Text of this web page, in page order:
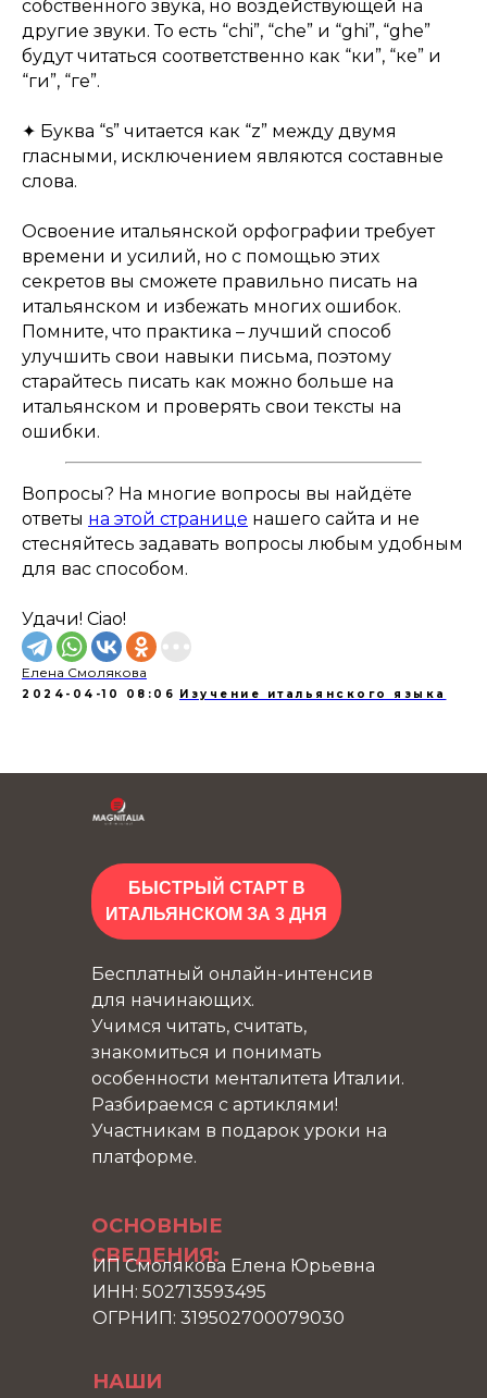
собственного звука, но воздействующей на
другие звуки. То есть “chi”, “che” и “ghi”, “ghe”
будут читаться соответственно как “ки”, “ке” и
“ги”, “ге”.
✦ Буква “s” читается как “z” между двумя
гласными, исключением являются составные
слова.
Освоение итальянской орфографии требует
времени и усилий, но с помощью этих
секретов вы сможете правильно писать на
итальянском и избежать многих ошибок.
Помните, что практика – лучший способ
улучшить свои навыки письма, поэтому
старайтесь писать как можно больше на
итальянском и проверять свои тексты на
ошибки.
Вопросы? На многие вопросы вы найдёте
ответы на этой странице нашего сайта и не
стесняйтесь задавать вопросы любым удобным
для вас способом.
Удачи! Ciao!
Елена Смолякова
2024-04-10 08:06 Изучение итальянского языка
БЫСТРЫЙ СТАРТ В
ИТАЛЬЯНСКОМ ЗА 3 ДНЯ
ОСНОВНЫЕ
СВЕДЕНИЯ:
НАШИ
ИП Смолякова Елена Юрьевна
ИНН: 502713593495
ОГРНИП: 319502700079030
Бесплатный онлайн-интенсив
для начинающих.
Учимся читать, считать,
знакомиться и понимать
особенности менталитета Италии.
Разбираемся с артиклями!
Участникам в подарок уроки на
платформе.